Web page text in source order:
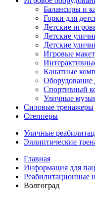
Балансиры и
Горки для
Детские
Детские
Детские
Игровые
Канатные
Оборудование
Спортивный
Уличные
Силовые тренажеры
Степперы
Уличные
Эллиптические
Главная
Информация для
Реабилитационные
Волгоград